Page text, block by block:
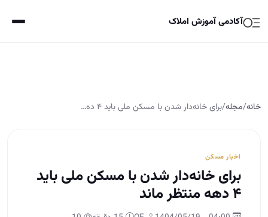
آکادمی آموزش املاک
خانه/مجله/برای خانه‌دار شدن با مسکن ملی باید ۴ ده…
اخبار مسکن
برای خانه‌دار شدن با مسکن ملی باید
۴ دهه منتظر ماند